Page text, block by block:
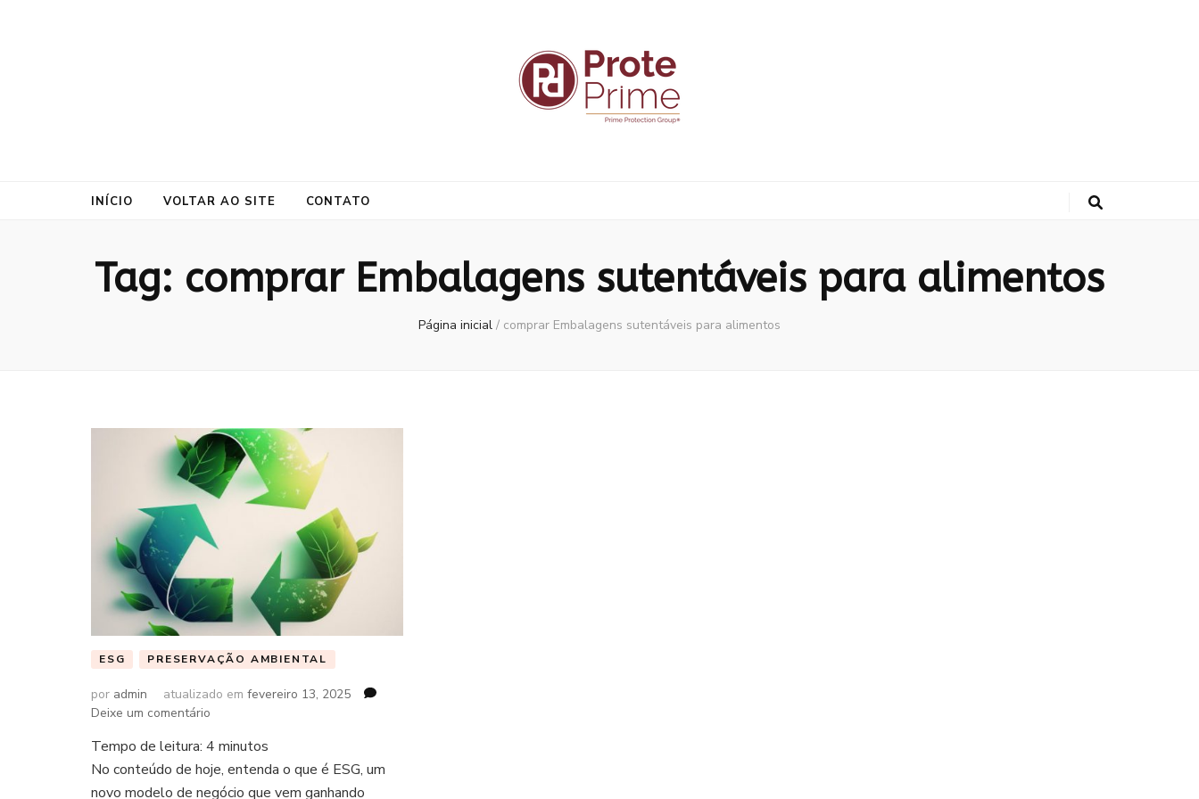
INÍCIO VOLTAR AO SITE CONTATO
Tag: comprar Embalagens sutentáveis para alimentos
Página inicial / comprar Embalagens sutentáveis para alimentos
ESG PRESERVAÇÃO AMBIENTAL
por admin atualizado em fevereiro 13, 2025
Deixe um comentário
Tempo de leitura: 4 minutos
No conteúdo de hoje, entenda o que é ESG, um
novo modelo de negócio que vem ganhando